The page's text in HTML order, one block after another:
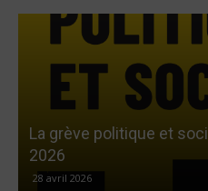
La grève politique et
2026
28 avril 2026